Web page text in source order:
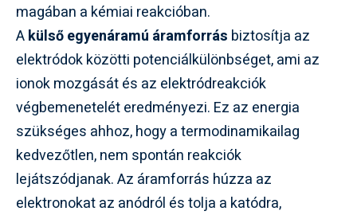
magában a kémiai reakcióban.
Akülső egyenáramú áramforrás biztosítja az
elektródok közötti potenciálkülönbséget, ami az
ionok mozgását és az elektródreakciók
végbemenetelét eredményezi. Ez az energia
szükséges ahhoz, hogy a termodinamikailag
kedvezőtlen, nem spontán reakciók
lejátszódjanak. Az áramforrás húzza az
elektronokat az anódról és tolja a katódra,